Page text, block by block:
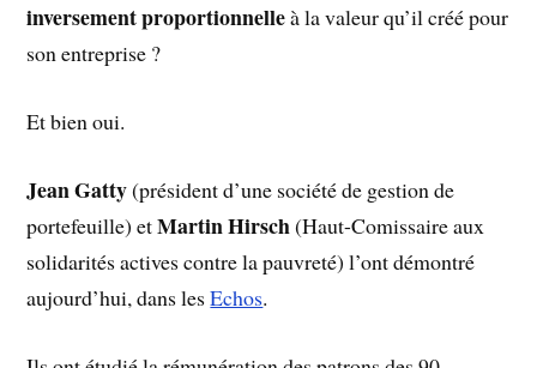
inversement proportionnelleà la valeur qu’il créé pour
son entreprise ?
Et bien oui.
Jean Gatty(président d’une société de gestion de
portefeuille) etMartin Hirsch(Haut-Comissaire aux
solidarités actives contre la pauvreté) l’ont démontré
aujourd’hui, dans lesEchos.